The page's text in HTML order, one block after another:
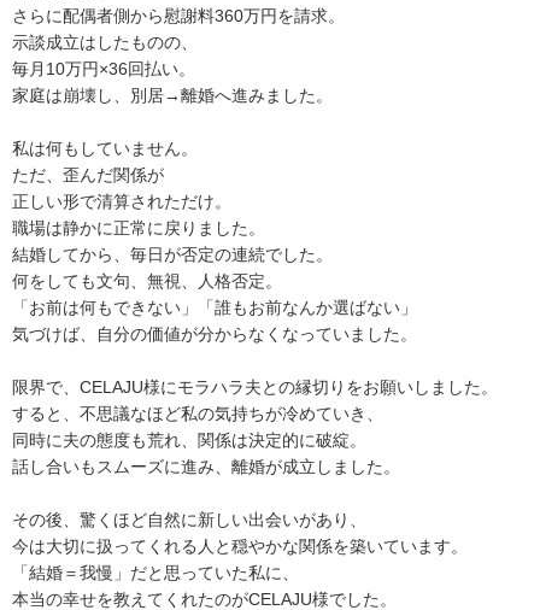
さらに配偶者側から慰謝料360万円を請求。
示談成立はしたものの、
毎月10万円×36回払い。
家庭は崩壊し、別居→離婚へ進みました。
私は何もしていません。
ただ、歪んだ関係が
正しい形で清算されただけ。
職場は静かに正常に戻りました。
結婚してから、毎日が否定の連続でした。
何をしても文句、無視、人格否定。
「お前は何もできない」「誰もお前なんか選ばない」
気づけば、自分の価値が分からなくなっていました。
限界で、CELAJU様にモラハラ夫との縁切りをお願いしました。
すると、不思議なほど私の気持ちが冷めていき、
同時に夫の態度も荒れ、関係は決定的に破綻。
話し合いもスムーズに進み、離婚が成立しました。
その後、驚くほど自然に新しい出会いがあり、
今は大切に扱ってくれる人と穏やかな関係を築いています。
「結婚＝我慢」だと思っていた私に、
本当の幸せを教えてくれたのがCELAJU様でした。